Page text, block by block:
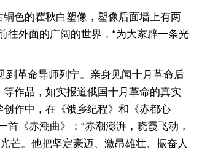
色的瞿秋白塑像，塑像后面墙上有两
往外面的广阔的世界，“为大家辟一条光
革命导师列宁。亲身见闻十月革命后
作品，如实报道俄国十月革命的真实
作中，在《饿乡纪程》和《赤都心
《赤潮曲》：“赤潮澎湃，晓霞飞动，
芒。他把坚定豪迈、激昂雄壮、振奋人